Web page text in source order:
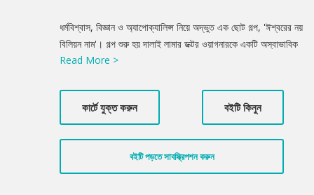
Product
Summery
ধর্মবিশ্বাস, বিজ্ঞান ও অ্যাপোক্যালিপ্স নিয়ে অদ্ভুত এক ছোট গল্প, 'ঈশ্বরের নয়
বিলিয়ন নাম'। গল্প শুরু হয় দালাই লামার ডক্টর ওয়াগনারকে একটি অস্বাভাবিক
অনুরোধ করার মাধ্যমে। লামা ওয়াগনারের কোম্পানি থেকে একটি অটোম্যাটিক
চান। এই কম্পিউটার দিয়ে লামা আসলে কি করতে চান এবং এটা কিভাবে
অ্যাপোক্যালিপ্স'র সাথে সম্পর্কিত?
Read More >
কার্টে যুক্ত করুন বইটি কিনুন
বইটি পড়তে সাবস্ক্রিপশন করুন